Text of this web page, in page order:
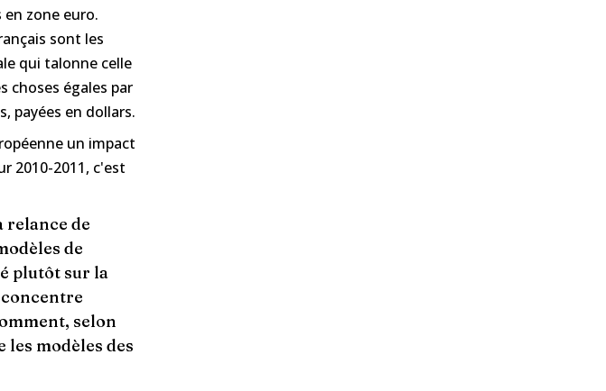
zone euro.
sont les
qui talonne celle
choses égales par
payées en dollars.
un impact
2010-2011, c'est
relance de
de
plutôt sur la
selon
modèles des